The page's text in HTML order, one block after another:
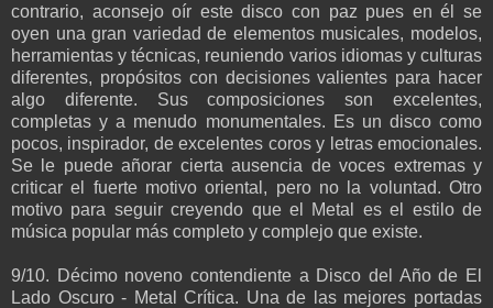
contrario, aconsejo oír este disco con paz pues en él se
oyen una gran variedad de elementos musicales, modelos,
herramientas y técnicas, reuniendo varios idiomas y culturas
diferentes, propósitos con decisiones valientes para hacer
algo diferente. Sus composiciones son excelentes,
completas y a menudo monumentales. Es un disco como
pocos, inspirador, de excelentes coros y letras emocionales.
Se le puede añorar cierta ausencia de voces extremas y
criticar el fuerte motivo oriental, pero no la voluntad. Otro
motivo para seguir creyendo que el Metal es el estilo de
música popular más completo y complejo que existe.
9/10. Décimo noveno contendiente a Disco del Año de El
Lado Oscuro - Metal Crítica. Una de las mejores portadas